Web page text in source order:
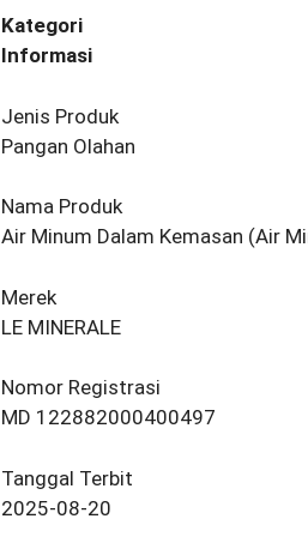
Kategori
Informasi
Jenis Produk
Pangan Olahan
Nama Produk
Air Minum Dalam Kemasan (Air
Merek
LE MINERALE
Nomor Registrasi
MD 122882000400497
Tanggal Terbit
2025-08-20